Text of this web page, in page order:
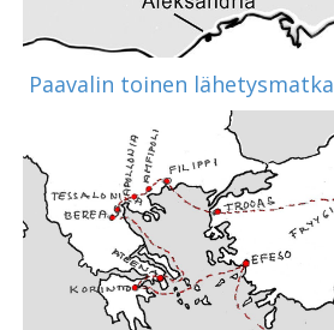
Paavalin toinen lähetysmatka